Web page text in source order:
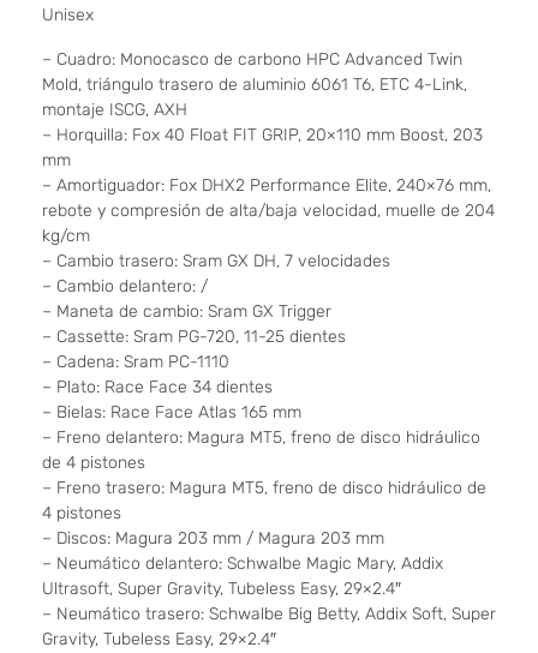
Unisex
– Cuadro: Monocasco de carbono HPC Advanced Twin
Mold, triángulo trasero de aluminio 6061 T6, ETC 4-Link,
montaje ISCG, AXH
– Horquilla: Fox 40 Float FIT GRIP, 20×110 mm Boost, 203
mm
– Amortiguador: Fox DHX2 Performance Elite, 240×76 mm,
rebote y compresión de alta/baja velocidad, muelle de 204
kg/cm
– Cambio trasero: Sram GX DH, 7 velocidades
– Cambio delantero: /
– Maneta de cambio: Sram GX Trigger
– Cassette: Sram PG-720, 11-25 dientes
– Cadena: Sram PC-1110
– Plato: Race Face 34 dientes
– Bielas: Race Face Atlas 165 mm
– Freno delantero: Magura MT5, freno de disco hidráulico
de 4 pistones
– Freno trasero: Magura MT5, freno de disco hidráulico de
4 pistones
– Discos: Magura 203 mm / Magura 203 mm
– Neumático delantero: Schwalbe Magic Mary, Addix
Ultrasoft, Super Gravity, Tubeless Easy, 29×2.4″
– Neumático trasero: Schwalbe Big Betty, Addix Soft, Super
Gravity, Tubeless Easy, 29×2.4″